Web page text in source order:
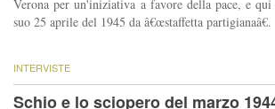
Verona per un'iniziativa a favore della pace, e
suo 25 aprile del 1945 da â€œstaffetta partigianaâ€.
INTERVISTE
Schio e lo sciopero del marzo